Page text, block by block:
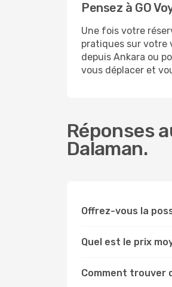
Pensez à GO
Une fois votre
pratiques sur votre
depuis Ankara ou
vous déplacer et
Réponses
Dalaman.
Offrez-vous la
Quel est le prix
Comment trouver